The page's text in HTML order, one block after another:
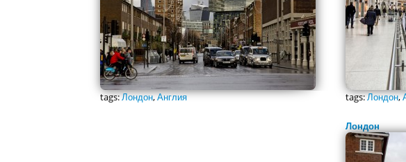
tags:Лондон,Англия tags:Лондон,
Лондон